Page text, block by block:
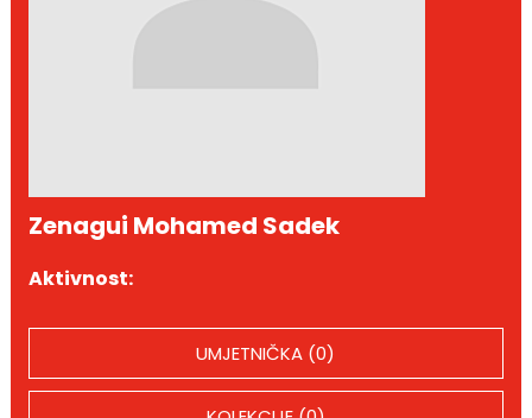
Zenagui Mohamed Sadek
Aktivnost:
UMJETNIČKA (0)